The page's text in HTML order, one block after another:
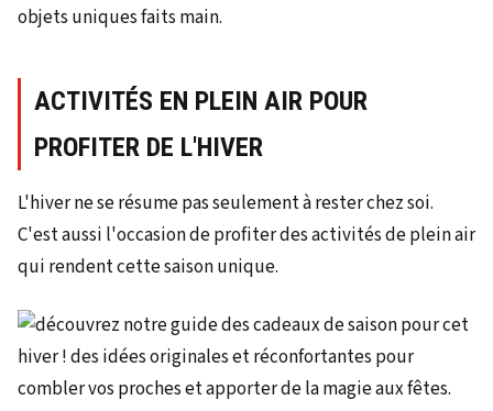
objets uniques faits main.
ACTIVITÉS EN PLEIN AIR POUR
PROFITER DE L'HIVER
L'hiver ne se résume pas seulement à rester chez soi.
C'est aussi l'occasion de profiter des activités de plein air
qui rendent cette saison unique.